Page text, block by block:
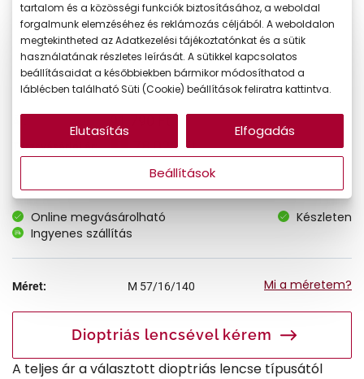
Törzsvásárlói ár: 78.022 Ft
Online megvásárolható
Készleten
Ingyenes szállítás
Méret: M 57/16/140 Mi a méretem?
Dioptriás lencsével kérem
A teljes ár a választott dioptriás lencse típusától
tartalom és a közösségi funkciók biztosításához, a weboldal
forgalmunk elemzéséhez és reklámozás céljából. A weboldalon
megtekintheted az Adatkezelési tájékoztatónkat és a sütik
használatának részletes leírását. A sütikkel kapcsolatos
beállításaidat a későbbiekben bármikor módosíthatod a
láblécben található Süti (Cookie) beállítások feliratra kattintva.
Beállítások
Elutasítás Elfogadás